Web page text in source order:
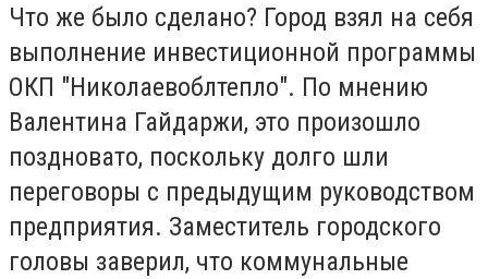
Что же было сделано? Город взял на себя
выполнение инвестиционной программы
ОКП "Николаевоблтепло". По мнению
Валентина Гайдаржи, это произошло
поздновато, поскольку долго шли
переговоры с предыдущим руководством
предприятия. Заместитель городского
головы заверил, что коммунальные